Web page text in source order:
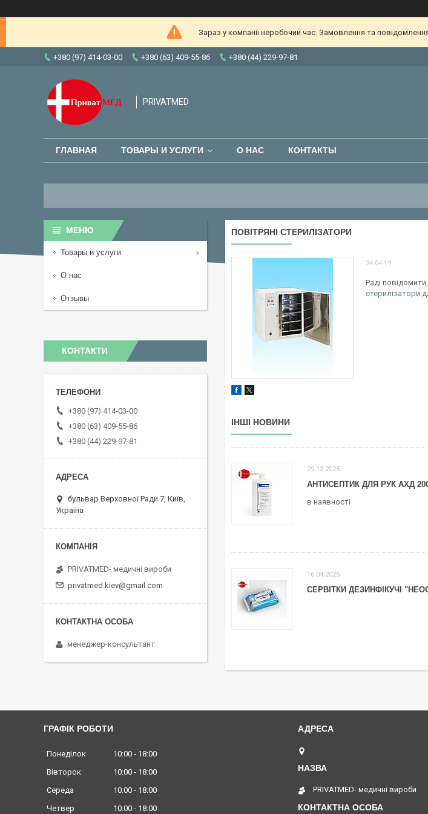
Зараз у компанії неробочий час. Замовлення та
+380 (97) 414-03-00 +380 (63) 409-55-86 +380 (44) 229-97-81
PRIVATMED
ГЛАВНАЯ ТОВАРЫ И УСЛУГИ О НАС КОНТАКТЫ
ПОВІТРЯНІ СТЕРИЛІЗАТОРИ
24.04.19
Раді
стерилізатори
ІНШІ НОВИНИ
29.12.2025
АНТИСЕПТИК ДЛЯ РУК АХД
в наявності
16.04.2025
СЕРВІТКИ ДЕЗИНФІКУЧІ
Товары и услуги
О нас
Отзывы
КОНТАКТИ
+380 (97) 414-03-00
+380 (63) 409-55-86
+380 (44) 229-97-81
бульвар Верховної Ради 7, Київ,
Україна
PRIVATMED- медичні вироби
privatmed.kiev@gmail.com
менеджер-консультант
ГРАФІК РОБОТИ
Понеділок 10:00
18:00
Вівторок
10:00
18:00
Середа
10:00
18:00
Четвер
10:00 18:00
PRIVATMED- медичні вироби